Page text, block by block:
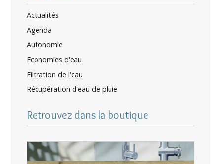
Actualités
Agenda
Autonomie
Economies d'eau
Filtration de l'eau
Récupération d'eau de pluie
Retrouvez dans la boutique